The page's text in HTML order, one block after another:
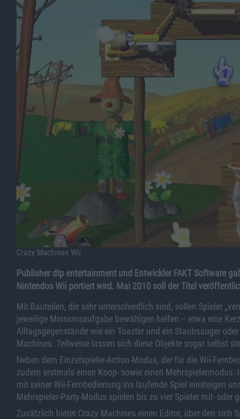
Crazy Machines Wii
Publisher dtp entertainment und Entwickler FAKT Software
Nintendos Wii portiert wird. Mai 2010 soll der Titel
Mit Bauteilen, die sehr unterschiedlich sind, sollen Spieler
jeweilige Missionsaufgabe bewältigen helfen – etwa eine
Alltagsgegenstände wie ein Toaster und ein Staubsauger
Machines. Teilweise lassen sich diese Objekte sogar selbst
Neben dem Einzelspieler-Action-Modus, der für die Wii-
zudem erstmals einen Koop- sowie einen
mit seiner Wii-Fernbedienung ins laufende Spiel einsteigen
Mehrspieler-Party-Modus spielen bis zu vier Spieler mit- oder
Zusätzlich bietet Crazy Machines einen Editor, über den sich